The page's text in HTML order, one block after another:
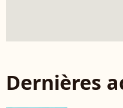
Dernières